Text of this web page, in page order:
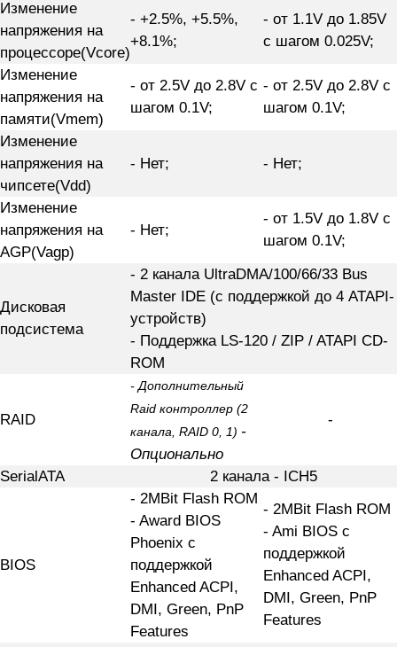
Изменение
напряжения на
процессоре(Vcore)
- +2.5%, +5.5%,
+8.1%;
- от 1.1V до 1.85V
с шагом 0.025V;
Изменение
напряжения на
памяти(Vmem)
- от 2.5V до 2.8V с
шагом 0.1V;
- от 2.5V до 2.8V с
шагом 0.1V;
Изменение
напряжения на
чипсете(Vdd)
- Нет; - Нет;
Изменение
напряжения на
AGP(Vagp)
- Нет;
- от 1.5V до 1.8V с
шагом 0.1V;
Дисковая
подсистема
- 2 канала UltraDMA/100/66/33 Bus
Master IDE (с поддержкой до 4 ATAPI-
устройств)
- Поддержка LS-120 / ZIP / ATAPI CD-
ROM
RAID
- Дополнительный
Raid контроллер (2
канала, RAID 0, 1) -
Опционально
-
SerialATA 2 канала - ICH5
BIOS
- 2MBit Flash ROM
- Award BIOS
Phoenix с
поддержкой
Enhanced ACPI,
DMI, Green, PnP
Features
- 2MBit Flash ROM
- Ami BIOS с
поддержкой
Enhanced ACPI,
DMI, Green, PnP
Features